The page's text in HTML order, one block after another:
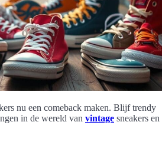
nu een comeback maken. Blijf trendy
in de wereld van vintage sneakers en